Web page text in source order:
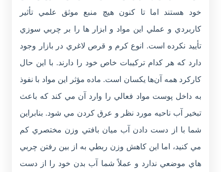
خود هستند اما تا کنون هيچ منبع موثق علمي تأثير
کاربردي و عملي اين مواد و ابزار ها را بر چربي سوزي
تأييد نکرده است. انوع کرم و قرص لاغري در بازار وجود
دارد که هر کدام ترکيبات خاص خود را دارند. با اين حال
کارکرد همه آن‌ها يکسان است. ماده مؤثر اين مواد با نفوذ
به داخل پوست مواد فعالي را وارد آن مي کند که باعث
تبخير آب ناحيه مورد نظر و عرق کردن مي شود. بنابراين
شما با از دست دادن آب ميان بافتي وزن مختصري کم
مي کنيد، اما اين کاهش وزن ربطي به از بين رفتن چربي
هاي موضعي ندارد و عملاً شما آب بدن خود را از دست